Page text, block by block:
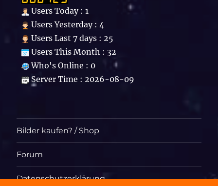
Users Today : 1
Users Yesterday : 4
Users Last 7 days : 25
Users This Month : 32
Who's Online : 0
Server Time : 2026-08-09
Bilder kaufen? / Shop
Forum
Datenschutzerklärung